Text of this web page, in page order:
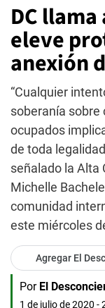
DC
eleve
anexión
“Cualquier
soberanía sobre
ocupados
de toda
señalado la Alta
Michelle
comunidad
este miércoles
Agregar El
Por El
1 de julio de 2020 -